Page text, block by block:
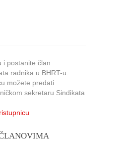
i postanite član
radnika u BHRT-u.
možete predati
sekretaru Sindikata